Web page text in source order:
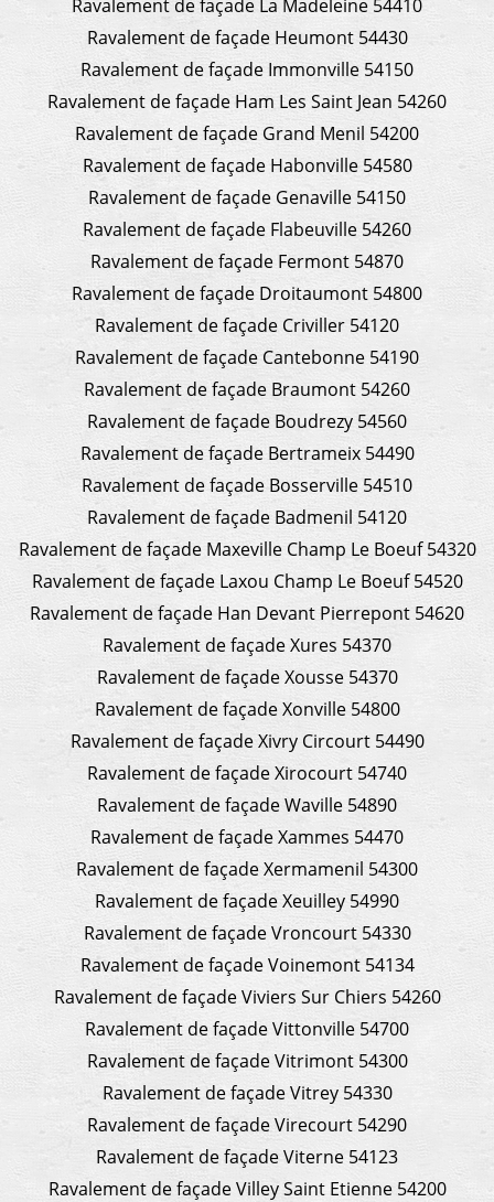
Ravalement de façade La Madeleine 54410
Ravalement de façade Heumont 54430
Ravalement de façade Immonville 54150
Ravalement de façade Ham Les Saint Jean 54260
Ravalement de façade Grand Menil 54200
Ravalement de façade Habonville 54580
Ravalement de façade Genaville 54150
Ravalement de façade Flabeuville 54260
Ravalement de façade Fermont 54870
Ravalement de façade Droitaumont 54800
Ravalement de façade Criviller 54120
Ravalement de façade Cantebonne 54190
Ravalement de façade Braumont 54260
Ravalement de façade Boudrezy 54560
Ravalement de façade Bertrameix 54490
Ravalement de façade Bosserville 54510
Ravalement de façade Badmenil 54120
Ravalement de façade Maxeville Champ Le Boeuf 54320
Ravalement de façade Laxou Champ Le Boeuf 54520
Ravalement de façade Han Devant Pierrepont 54620
Ravalement de façade Xures 54370
Ravalement de façade Xousse 54370
Ravalement de façade Xonville 54800
Ravalement de façade Xivry Circourt 54490
Ravalement de façade Xirocourt 54740
Ravalement de façade Waville 54890
Ravalement de façade Xammes 54470
Ravalement de façade Xermamenil 54300
Ravalement de façade Xeuilley 54990
Ravalement de façade Vroncourt 54330
Ravalement de façade Voinemont 54134
Ravalement de façade Viviers Sur Chiers 54260
Ravalement de façade Vittonville 54700
Ravalement de façade Vitrimont 54300
Ravalement de façade Vitrey 54330
Ravalement de façade Virecourt 54290
Ravalement de façade Viterne 54123
Ravalement de façade Villey Saint Etienne 54200